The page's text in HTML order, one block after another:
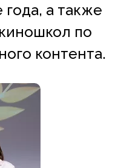
года, а также
по
контента.